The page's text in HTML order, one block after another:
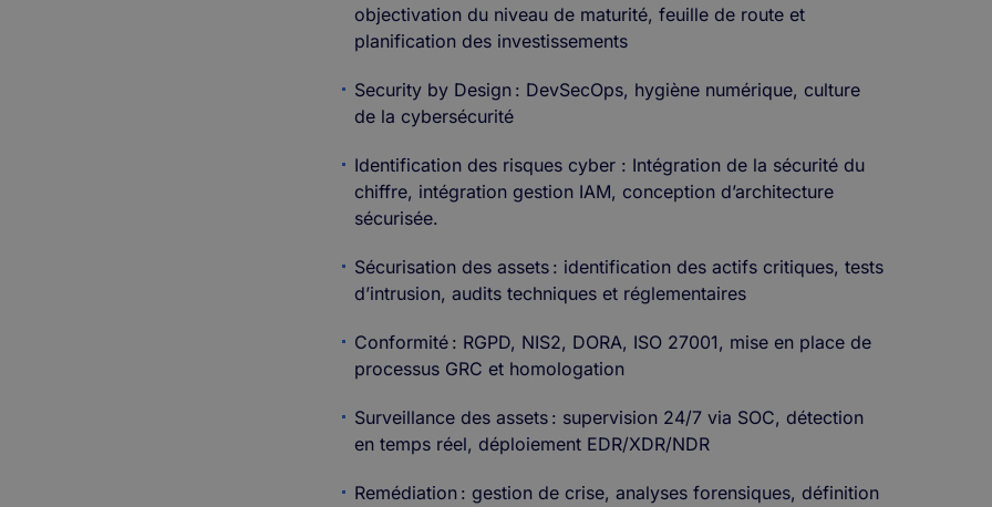
objectivation du niveau de maturité, feuille de route et
planification des investissements
Security by Design : DevSecOps, hygiène numérique, culture
de la cybersécurité
Identification des risques cyber : Intégration de la sécurité du
chiffre, intégration gestion IAM, conception d’architecture
sécurisée.
Sécurisation des assets : identification des actifs critiques, tests
d’intrusion, audits techniques et réglementaires
Conformité : RGPD, NIS2, DORA, ISO 27001, mise en place de
processus GRC et homologation
Surveillance des assets : supervision 24/7 via SOC, détection
en temps réel, déploiement EDR/XDR/NDR
Remédiation : gestion de crise, analyses forensiques, définition